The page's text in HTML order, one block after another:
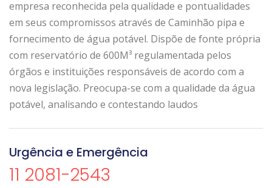
empresa reconhecida pela qualidade e pontualidades
em seus compromissos através de Caminhão pipa e
fornecimento de água potável. Dispõe de fonte própria
com reservatório de 600M³ regulamentada pelos
órgãos e instituições responsáveis de acordo com a
nova legislação. Preocupa-se com a qualidade da água
potável, analisando e contestando laudos
Urgência e Emergência
11 2081-2543